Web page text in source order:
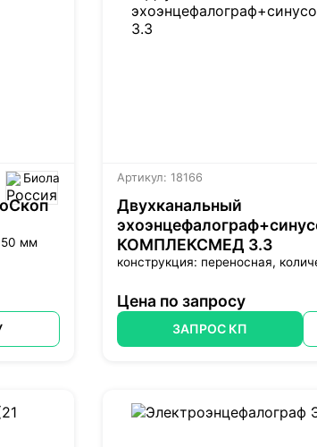
Биола
мм
Артикул: 18166
Двухканальный
КОМПЛЕКСМЕД 3.3
конструкция: переносная,
Цена по запросу
ЗАПРОС КП